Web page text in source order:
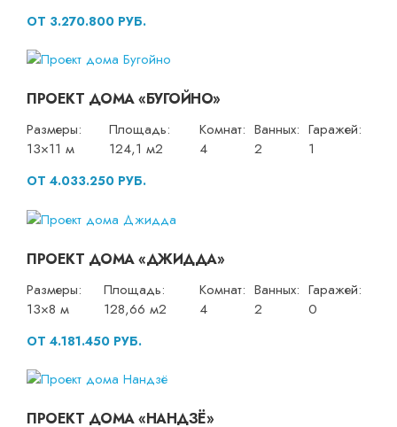
ОТ 3.270.800 РУБ.
ПРОЕКТ ДОМА «БУГОЙНО»
Размеры:
13×11 м
Площадь:
124,1 м2
Комнат:
4
Ванных:
2
Гаражей:
1
ОТ 4.033.250 РУБ.
ПРОЕКТ ДОМА «ДЖИДДА»
Размеры:
13×8 м
Площадь:
128,66 м2
Комнат:
4
Ванных:
2
Гаражей:
0
ОТ 4.181.450 РУБ.
ПРОЕКТ ДОМА «НАНДЗЁ»